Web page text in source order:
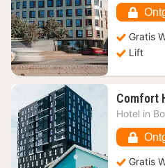
Gratis
Lift
Comfort
Hotel in
Gratis